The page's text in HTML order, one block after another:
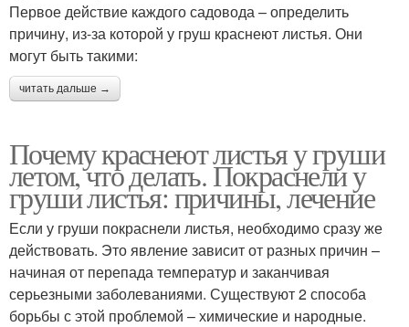
Первое действие каждого садовода – определить
причину, из-за которой у груш краснеют листья. Они
могут быть такими:
читать дальше →
Почему краснеют листья у груши
летом, что делать. Покраснели у
груши листья: причины, лечение
Если у груши покраснели листья, необходимо сразу же
действовать. Это явление зависит от разных причин –
начиная от перепада температур и заканчивая
серьезными заболеваниями. Существуют 2 способа
борьбы с этой проблемой – химические и народные.